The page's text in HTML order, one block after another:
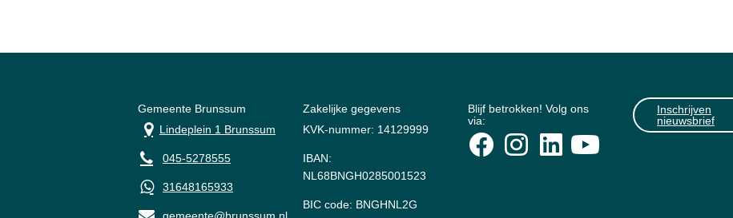
Gemeente Brunssum
Lindeplein 1 Brunssum
045-5278555
31648165933
gemeente@brunssum.nl
Zakelijke gegevens
KVK-nummer: 14129999
IBAN:
NL68BNGH0285001523
BIC code: BNGHNL2G
Blijf betrokken! Volg ons
via:
Inschrijven
nieuwsbrief